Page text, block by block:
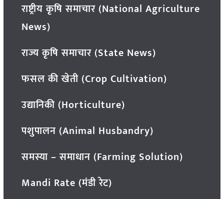
राष्ट्रीय कृषि समाचार (National Agriculture
News)
राज्य कृषि समाचार (State News)
फसल की खेती (Crop Cultivation)
उद्यानिकी (Horticulture)
पशुपालन (Animal Husbandry)
समस्या – समाधान (Farming Solution)
Mandi Rate (मंडी रेट)